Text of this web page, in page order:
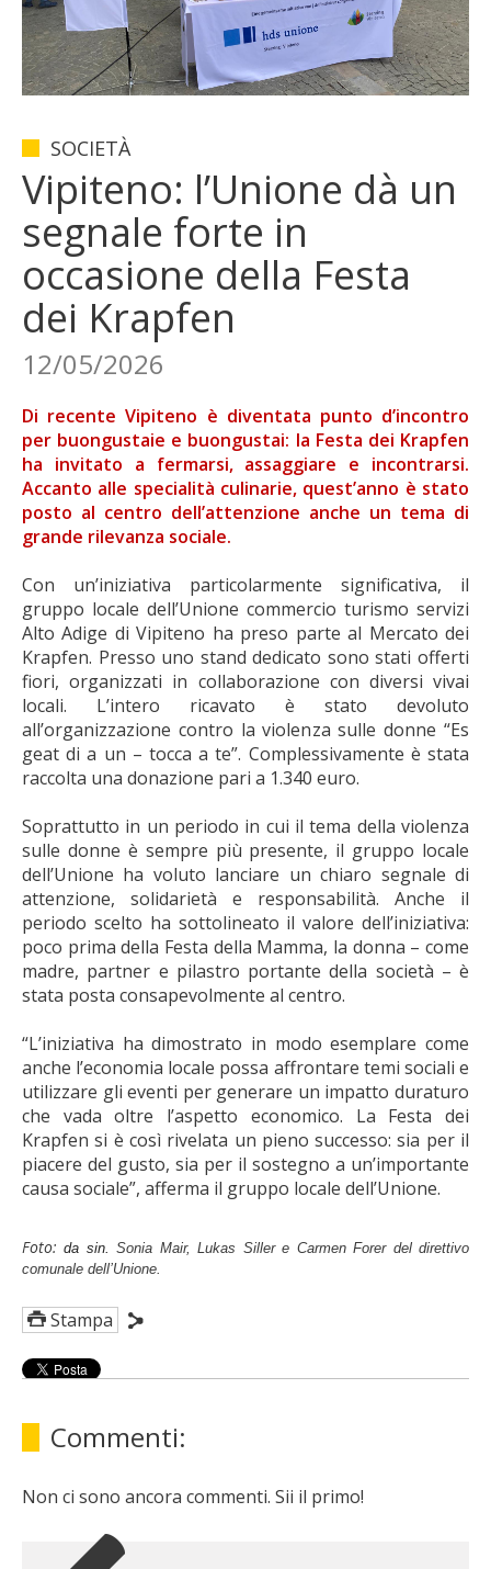
SOCIETÀ
Vipiteno: l’Unione dà un
segnale forte in
occasione della Festa
dei Krapfen
12/05/2026
Di recente Vipiteno è diventata punto d’incontro
per buongustaie e buongustai: la Festa dei Krapfen
ha invitato a fermarsi, assaggiare e incontrarsi.
Accanto alle specialità culinarie, quest’anno è stato
posto al centro dell’attenzione anche un tema di
grande rilevanza sociale.
Con un’iniziativa particolarmente significativa, il
gruppo locale dell’Unione commercio turismo servizi
Alto Adige di Vipiteno ha preso parte al Mercato dei
Krapfen. Presso uno stand dedicato sono stati offerti
fiori, organizzati in collaborazione con diversi vivai
locali. L’intero ricavato è stato devoluto
all’organizzazione contro la violenza sulle donne “Es
geat di a un – tocca a te”. Complessivamente è stata
raccolta una donazione pari a 1.340 euro.
Soprattutto in un periodo in cui il tema della violenza
sulle donne è sempre più presente, il gruppo locale
dell’Unione ha voluto lanciare un chiaro segnale di
attenzione, solidarietà e responsabilità. Anche il
periodo scelto ha sottolineato il valore dell’iniziativa:
poco prima della Festa della Mamma, la donna – come
madre, partner e pilastro portante della società – è
stata posta consapevolmente al centro.
“L’iniziativa ha dimostrato in modo esemplare come
anche l’economia locale possa affrontare temi sociali e
utilizzare gli eventi per generare un impatto duraturo
che vada oltre l’aspetto economico. La Festa dei
Krapfen si è così rivelata un pieno successo: sia per il
piacere del gusto, sia per il sostegno a un’importante
causa sociale”, afferma il gruppo locale dell’Unione.
Foto:da sin. Sonia Mair, Lukas Siller e Carmen Forer del direttivo
comunale dell’Unione.
Stampa
Commenti:
Non ci sono ancora commenti. Sii il primo!